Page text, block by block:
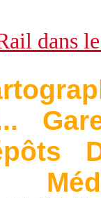
dans